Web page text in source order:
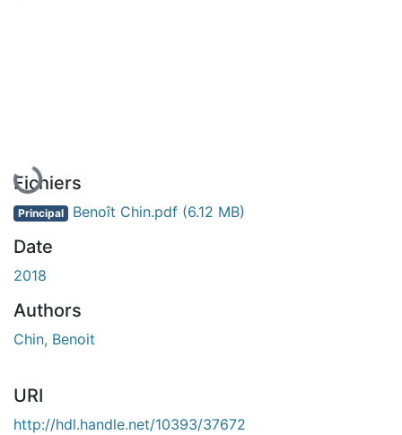
Fichiers
Principal Benoît Chin.pdf (6.12 MB)
Date
2018
Authors
Chin, Benoit
URI
http://hdl.handle.net/10393/37672